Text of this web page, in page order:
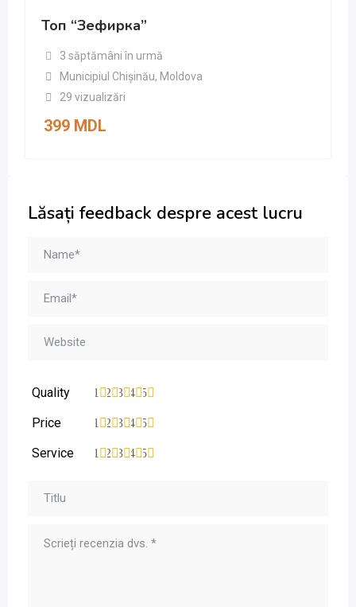
Топ “Зефирка”
3 săptămâni în urmă
Municipiul Chișinău, Moldova
29 vizualizări
399 MDL
Lăsați feedback despre acest lucru
Quality 5
4
3
2
1
Price 5
4
3
2
1
Service 5
4
3
2
1